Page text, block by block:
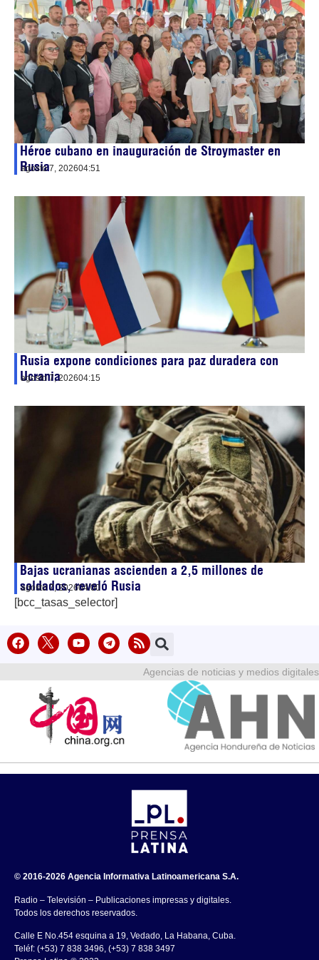
Héroe cubano en inauguración de Stroymaster en
Rusia
agosto 7, 202604:51
Rusia expone condiciones para paz duradera con
Ucrania
agosto 7, 202604:15
Bajas ucranianas ascienden a 2,5 millones de
soldados, reveló Rusia
agosto 7, 202604:00
[bcc_tasas_selector]
Agencias de noticias y medios digitales
© 2016-2026 Agencia Informativa Latinoamericana S.A.
Radio – Televisión – Publicaciones impresas y digitales.
Todos los derechos reservados.
Calle E No.454 esquina a 19, Vedado, La Habana, Cuba.
Teléf: (+53) 7 838 3496, (+53) 7 838 3497